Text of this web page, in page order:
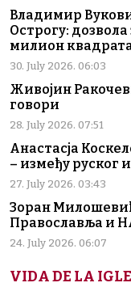
Владимир
Острогу:
милион
30. July 2026. 06:03
Живојин
говори
28. July 2026. 07:51
Анастасја
– између руског
27. July 2026. 03:43
Зоран
Православља и
24. July 2026. 06:07
VIDA DE LA